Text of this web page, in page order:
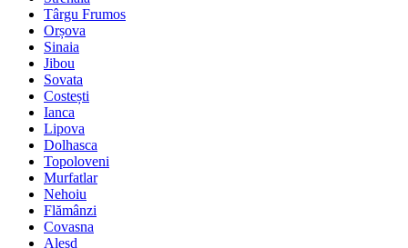
Târgu Frumos
Orșova
Sinaia
Jibou
Sovata
Costești
Ianca
Lipova
Dolhasca
Topoloveni
Murfatlar
Nehoiu
Flămânzi
Covasna
Aleșd